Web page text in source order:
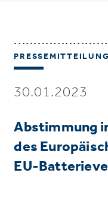
PRESSEMITTEILUNG
30.01.2023
Abstimmung
des
EU-